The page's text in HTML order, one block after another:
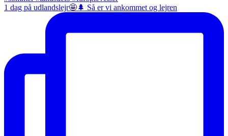
1 dag på udlandslejr🤩🌲 Så er vi ankommet og lejren